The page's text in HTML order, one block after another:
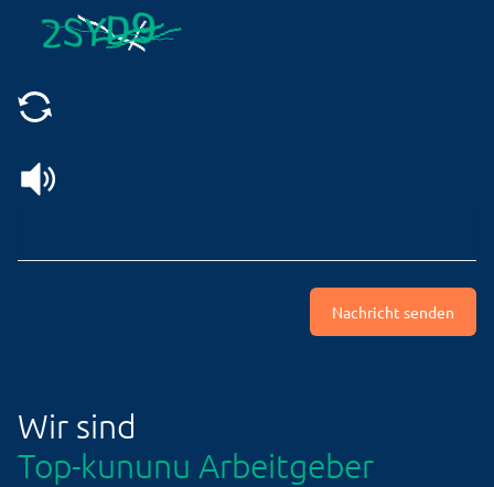
Nachricht senden
Wir sind
Top-kununu Arbeitgeber